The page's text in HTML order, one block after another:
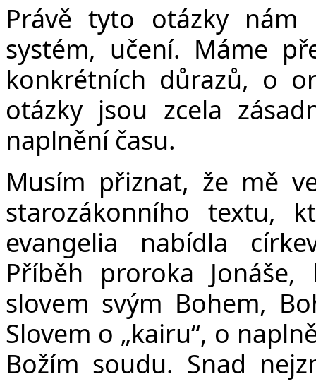
Právě tyto otázky nám
systém, učení. Máme
konkrétních důrazů, o
otázky jsou zcela
naplnění času.
Musím přiznat, že mě
starozákonního textu,
evangelia nabídla
Příběh proroka
slovem svým Bohem,
Slovem o „kairu“, o
Božím soudu. Snad